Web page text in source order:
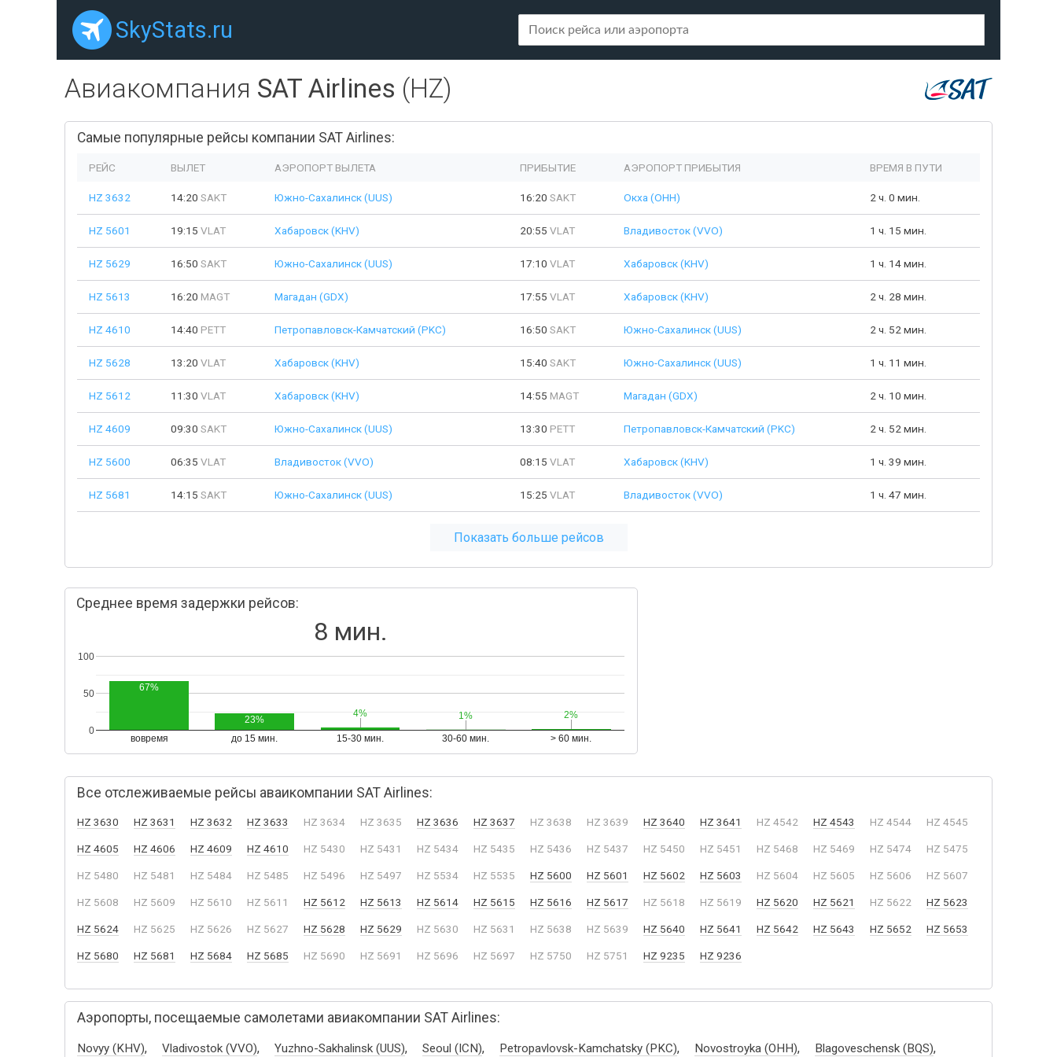
SkyStats.ru
Авиакомпания SAT Airlines (HZ)
Самые популярные рейсы компании SAT Airlines:
РЕЙС ВЫЛЕТ АЭРОПОРТ ВЫЛЕТА ПРИБЫТИЕ АЭРОПОРТ ПРИБЫТИЯ ВРЕМЯ В ПУТИ
HZ 3632 14:20 SAKT Южно-Сахалинск (UUS) 16:20 SAKT Окха (OHH) 2 ч. 0 мин.
HZ 5601 19:15 VLAT Хабаровск (KHV) 20:55 VLAT Владивосток (VVO) 1 ч. 15 мин.
HZ 5629 16:50 SAKT Южно-Сахалинск (UUS) 17:10 VLAT Хабаровск (KHV) 1 ч. 14 мин.
HZ 5613 16:20 MAGT Магадан (GDX) 17:55 VLAT Хабаровск (KHV) 2 ч. 28 мин.
HZ 4610 14:40 PETT Петропавловск-Камчатский (PKC) 16:50 SAKT Южно-Сахалинск (UUS) 2 ч. 52 мин.
HZ 5628 13:20 VLAT Хабаровск (KHV) 15:40 SAKT Южно-Сахалинск (UUS) 1 ч. 11 мин.
HZ 5612 11:30 VLAT Хабаровск (KHV) 14:55 MAGT Магадан (GDX) 2 ч. 10 мин.
HZ 4609 09:30 SAKT Южно-Сахалинск (UUS) 13:30 PETT Петропавловск-Камчатский (PKC) 2 ч. 52 мин.
HZ 5600 06:35 VLAT Владивосток (VVO) 08:15 VLAT Хабаровск (KHV) 1 ч. 39 мин.
HZ 5681 14:15 SAKT Южно-Сахалинск (UUS) 15:25 VLAT Владивосток (VVO) 1 ч. 47 мин.
Показать больше рейсов
Среднее время задержки рейсов:
8 мин.
вовремя до 15 мин. 15-30 мин. 30-60 мин. > 60 мин.
0
50
100
67%
23%
4%
4% 1%
1% 2%
2%
Все отслеживаемые рейсы аваикомпании SAT Airlines:
HZ 3630 HZ 3631 HZ 3632 HZ 3633 HZ 3634 HZ 3635 HZ 3636 HZ 3637 HZ 3638 HZ 3639 HZ 3640 HZ 3641 HZ 4542 HZ 4543 HZ 4544 HZ 4545
HZ 4605 HZ 4606 HZ 4609 HZ 4610 HZ 5430 HZ 5431 HZ 5434 HZ 5435 HZ 5436 HZ 5437 HZ 5450 HZ 5451 HZ 5468 HZ 5469 HZ 5474 HZ 5475
HZ 5480 HZ 5481 HZ 5484 HZ 5485 HZ 5496 HZ 5497 HZ 5534 HZ 5535 HZ 5600 HZ 5601 HZ 5602 HZ 5603 HZ 5604 HZ 5605 HZ 5606 HZ 5607
HZ 5608 HZ 5609 HZ 5610 HZ 5611 HZ 5612 HZ 5613 HZ 5614 HZ 5615 HZ 5616 HZ 5617 HZ 5618 HZ 5619 HZ 5620 HZ 5621 HZ 5622 HZ 5623
HZ 5624 HZ 5625 HZ 5626 HZ 5627 HZ 5628 HZ 5629 HZ 5630 HZ 5631 HZ 5638 HZ 5639 HZ 5640 HZ 5641 HZ 5642 HZ 5643 HZ 5652 HZ 5653
HZ 5680 HZ 5681 HZ 5684 HZ 5685 HZ 5690 HZ 5691 HZ 5696 HZ 5697 HZ 5750 HZ 5751 HZ 9235 HZ 9236
Аэропорты, посещаемые самолетами авиакомпании SAT Airlines:
Novyy (KHV), Vladivostok (VVO), Yuzhno-Sakhalinsk (UUS), Seoul (ICN), Petropavlovsk-Kamchatsky (PKC), Novostroyka (OHH), Blagoveschensk (BQS),